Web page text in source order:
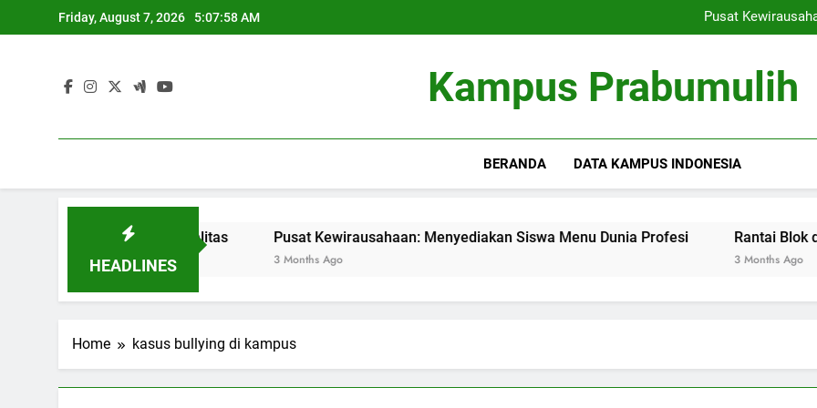
to
Friday, August 7, 2026 5:07:58 AM
Pusat
Rantai Blok dalam
Pusat
Rantai Blok dalam
Kampus Prabumulih
BERANDA DATA KAMPUS INDONESIA
HEADLINES
Pendidikan Berkualitas Pusat Kewirausahaan: Menyediakan Siswa Menu Dunia Profesi
3 Months Ago
Rantai Blok dalam
3 Months Ago
Home kasus bullying di kampus